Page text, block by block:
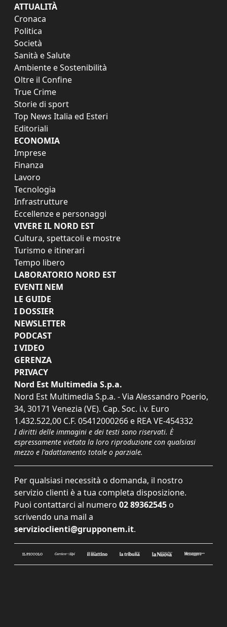
ATTUALITÀ
Cronaca
Politica
Società
Sanità e Salute
Ambiente e Sostenibilità
Oltre il Confine
True Crime
Storie di sport
Top News Italia ed Esteri
Editoriali
ECONOMIA
Imprese
Finanza
Lavoro
Tecnologia
Infrastrutture
Eccellenze e personaggi
VIVERE IL NORD EST
Cultura, spettacoli e mostre
Turismo e itinerari
Tempo libero
LABORATORIO NORD EST
EVENTI NEM
LE GUIDE
I DOSSIER
NEWSLETTER
PODCAST
I VIDEO
GERENZA
PRIVACY
Nord Est Multimedia S.p.a.
Nord Est Multimedia S.p.a. - Via Alessandro Poerio,
34, 30171 Venezia (VE). Cap. Soc. i.v. Euro
1.432.522,00 C.F. 05412000266 e REA VE-454332
I diritti delle immagini e dei testi sono riservati. È
espressamente vietata la loro riproduzione con qualsiasi
mezzo e l'adattamento totale o parziale.
Per qualsiasi necessità o domanda, il nostro
servizio clienti è a tua completa disposizione.
Puoi contattarci al numero 02 89362545 o
scrivendo una mail a
servizioclienti@grupponem.it.